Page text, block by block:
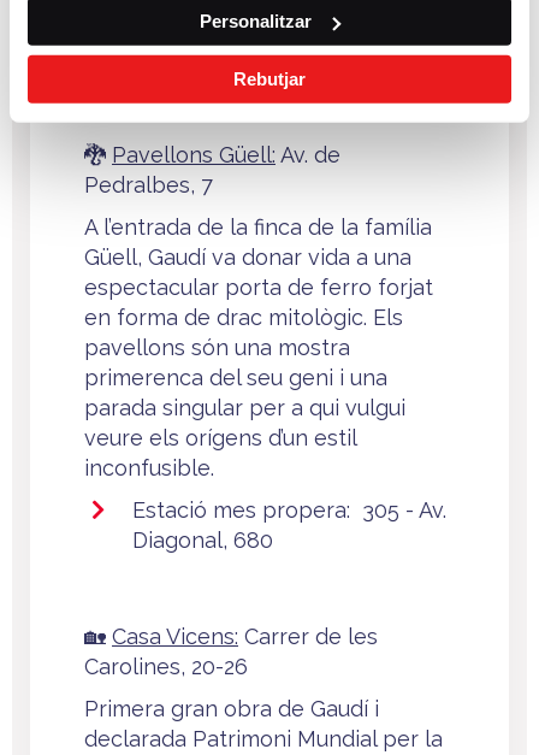
Personalitzar
Rebutjar
Estació mes propera: 34 - C/
Sant Pere Més Alt, 4
🐉 Pavellons Güell: Av. de
Pedralbes, 7
A l’entrada de la finca de la família
Güell, Gaudí va donar vida a una
espectacular porta de ferro forjat
en forma de drac mitològic. Els
pavellons són una mostra
primerenca del seu geni i una
parada singular per a qui vulgui
veure els orígens d’un estil
inconfusible.
Estació mes propera: 305 - Av.
Diagonal, 680
🏡 Casa Vicens: Carrer de les
Carolines, 20-26
Primera gran obra de Gaudí i
declarada Patrimoni Mundial per la